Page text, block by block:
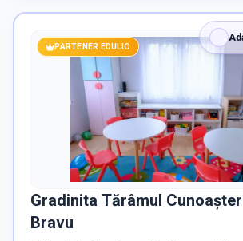
PARTENER EDULIO
Gradinita Tărâmul
Bravu